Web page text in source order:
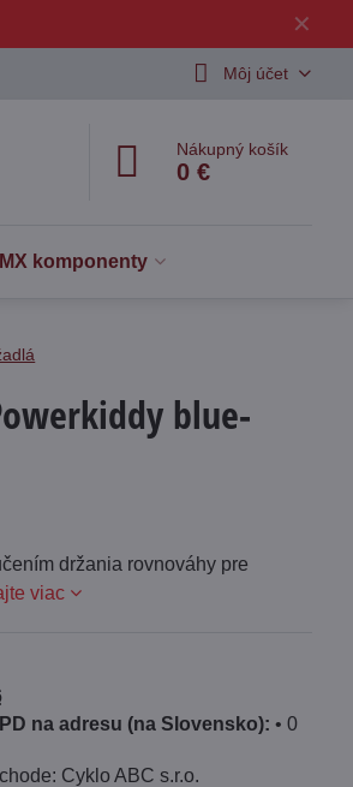
✕
Môj účet
Nákupný košík
0 €
komponenty
blue-
držania rovnováhy pre
viac
na adresu (na Slovensko): •0
Cyklo ABC s.r.o.